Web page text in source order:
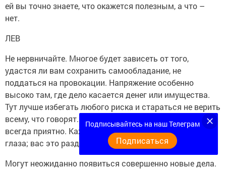
ей вы точно знаете, что окажется полезным, а что –
нет.
ЛЕВ
Не нервничайте. Многое будет зависеть от того,
удастся ли вам сохранить самообладание, не
поддаться на провокации. Напряжение особенно
высоко там, где дело касается денег или имущества.
Тут лучше избегать любого риска и стараться не верить
всему, что говорят. Общение с новыми знакомыми не
всегда приятно. Кажется, что они пускают пыль в
глаза; вас это раздражает не на шутку.
Могут неожиданно появиться совершенно новые дела.
Подписывайтесь на наш Телеграм
Подписаться